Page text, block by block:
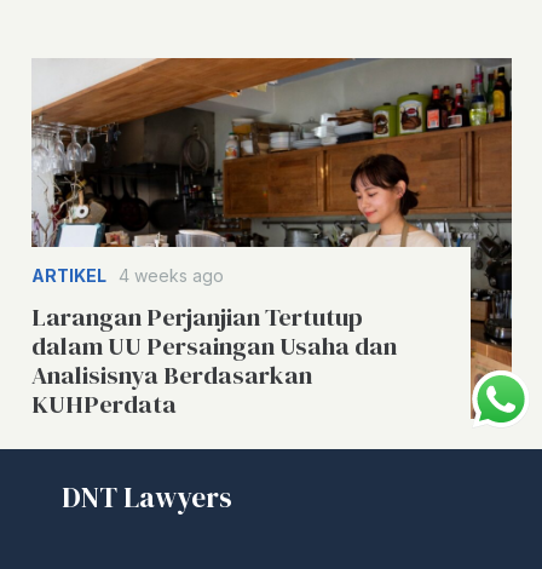
ARTIKEL 4 weeks ago
Larangan Perjanjian Tertutup
dalam UU Persaingan Usaha dan
Analisisnya Berdasarkan
KUHPerdata
DNT Lawyers